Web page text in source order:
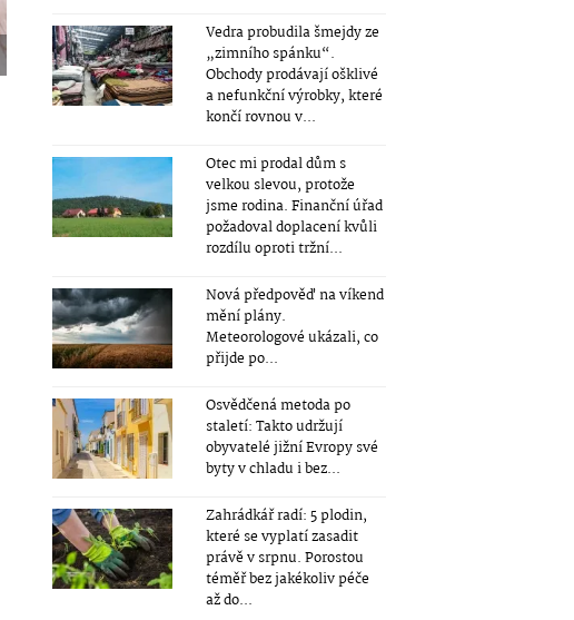
Vedra probudila šmejdy ze
„zimního spánku“.
Obchody prodávají ošklivé
a nefunkční výrobky, které
končí rovnou v...
Otec mi prodal dům s
velkou slevou, protože
jsme rodina. Finanční úřad
požadoval doplacení kvůli
rozdílu oproti tržní...
Nová předpověď na víkend
mění plány.
Meteorologové ukázali, co
přijde po...
Osvědčená metoda po
staletí: Takto udržují
obyvatelé jižní Evropy své
byty v chladu i bez...
Zahrádkář radí: 5 plodin,
které se vyplatí zasadit
právě v srpnu. Porostou
téměř bez jakékoliv péče
až do...